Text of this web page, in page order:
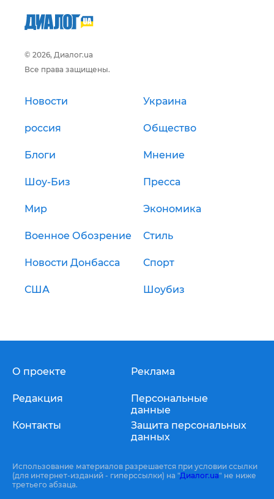
© 2026, Диалог.ua
Все права защищены.
Новости Украина
россия Общество
Блоги Мнение
Шоу-Биз Пресса
Мир Экономика
Военное Обозрение Стиль
Новости Донбасса Спорт
США Шоубиз
О проекте
Редакция
Контакты
Реклама
Персональные
данные
Защита персональных
данных
Использование материалов разрешается при условии ссылки
(для интернет-изданий - гиперссылки) на "Диалог.ua" не ниже
третьего абзаца.